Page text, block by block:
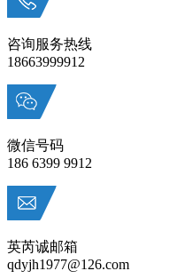
咨询服务热线
18663999912
微信号码
186 6399 9912
英芮诚邮箱
qdyjh1977@126.com